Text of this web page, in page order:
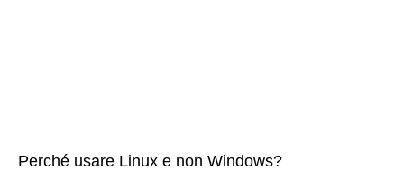
Perché usare Linux e non Windows?